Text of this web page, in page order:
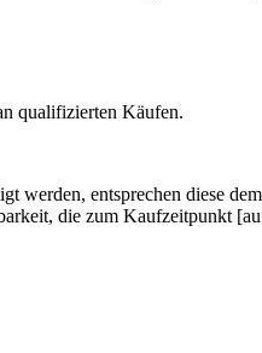
qualifizierten Käufen.
werden, entsprechen diese
die zum Kaufzeitpunkt